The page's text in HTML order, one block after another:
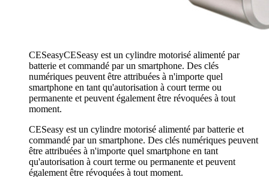
CESeasyCESeasy est un cylindre motorisé alimenté par
batterie et commandé par un smartphone. Des clés
numériques peuvent être attribuées à n'importe quel
smartphone en tant qu'autorisation à court terme ou
permanente et peuvent également être révoquées à tout
moment.
CESeasy est un cylindre motorisé alimenté par batterie et
commandé par un smartphone. Des clés numériques peuvent
être attribuées à n'importe quel smartphone en tant
qu'autorisation à court terme ou permanente et peuvent
également être révoquées à tout moment.